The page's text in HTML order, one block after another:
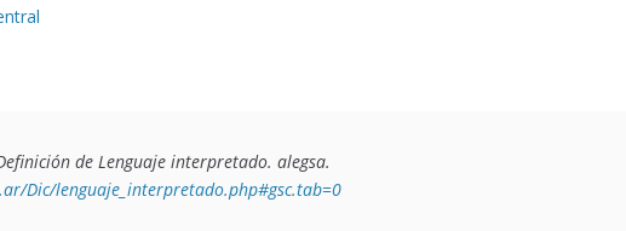
Dic/lenguaje_interpretado.php#gsc.tab=0